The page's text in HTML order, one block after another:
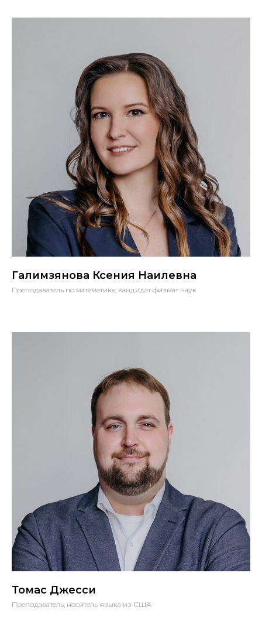
Галимзянова Ксения Наилевна
Преподаватель по математике, кандидат физмат наук
Томас Джесси
Преподаватель, носитель языка из США